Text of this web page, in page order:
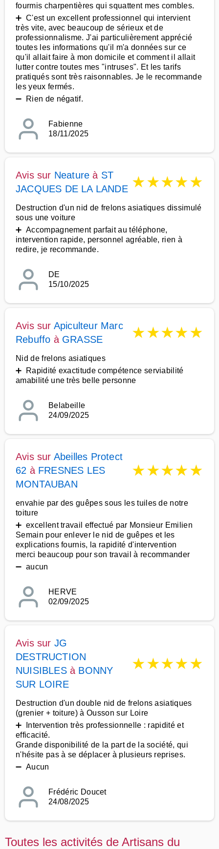
fourmis charpentières qui squattent mes combles.
➕ C'est un excellent professionnel qui intervient
très vite, avec beaucoup de sérieux et de
professionnalisme. J'ai particulièrement apprécié
toutes les informations qu'il m'a données sur ce
qu'il allait faire à mon domicile et comment il allait
lutter contre toutes mes "intruses". Et les tarifs
pratiqués sont très raisonnables. Je le recommande
les yeux fermés.
➖ Rien de négatif.
Fabienne
18/11/2025
Avis sur Neature à ST
JACQUES DE LA LANDE ★★★★★
Destruction d'un nid de frelons asiatiques dissimulé
sous une voiture
➕ Accompagnement parfait au téléphone,
intervention rapide, personnel agréable, rien à
redire, je recommande.
DE
15/10/2025
Avis sur Apiculteur Marc
Rebuffo à GRASSE ★★★★★
Nid de frelons asiatiques
➕ Rapidité exactitude compétence serviabilité
amabilité une très belle personne
Belabeille
24/09/2025
Avis sur Abeilles Protect
62 à FRESNES LES
MONTAUBAN
★★★★★
envahie par des guêpes sous les tuiles de notre
toiture
➕ excellent travail effectué par Monsieur Emilien
Semain pour enlever le nid de guêpes et les
explications fournis, la rapidité d'intervention
merci beaucoup pour son travail à recommander
➖ aucun
HERVE
02/09/2025
Avis sur JG
DESTRUCTION
NUISIBLESà BONNY
SUR LOIRE
★★★★★
Destruction d'un double nid de frelons asiatiques
(grenier + toiture) à Ousson sur Loire
➕ Intervention très professionnelle : rapidité et
efficacité.
Grande disponibilité de la part de la société, qui
n'hésite pas à se déplacer à plusieurs reprises.
➖ Aucun
Frédéric Doucet
24/08/2025
Toutes les activités de Artisans du